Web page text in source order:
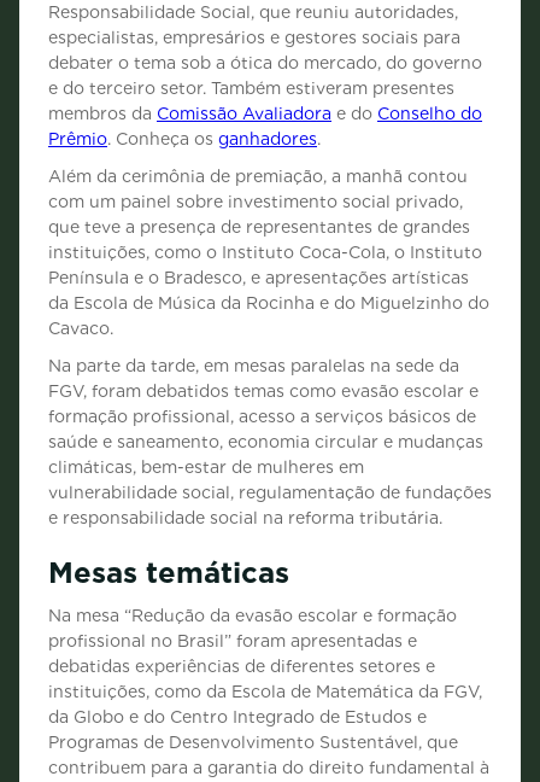
Responsabilidade Social, que reuniu autoridades,
especialistas, empresários e gestores sociais para
debater o tema sob a ótica do mercado, do governo
e do terceiro setor. Também estiveram presentes
membros da Comissão Avaliadora e do Conselho do
Prêmio. Conheça os ganhadores.
Além da cerimônia de premiação, a manhã contou
com um painel sobre investimento social privado,
que teve a presença de representantes de grandes
instituições, como o Instituto Coca-Cola, o Instituto
Península e o Bradesco, e apresentações artísticas
da Escola de Música da Rocinha e do Miguelzinho do
Cavaco.
Na parte da tarde, em mesas paralelas na sede da
FGV, foram debatidos temas como evasão escolar e
formação profissional, acesso a serviços básicos de
saúde e saneamento, economia circular e mudanças
climáticas, bem-estar de mulheres em
vulnerabilidade social, regulamentação de fundações
e responsabilidade social na reforma tributária.
Mesas temáticas
Na mesa “Redução da evasão escolar e formação
profissional no Brasil” foram apresentadas e
debatidas experiências de diferentes setores e
instituições, como da Escola de Matemática da FGV,
da Globo e do Centro Integrado de Estudos e
Programas de Desenvolvimento Sustentável, que
contribuem para a garantia do direito fundamental à